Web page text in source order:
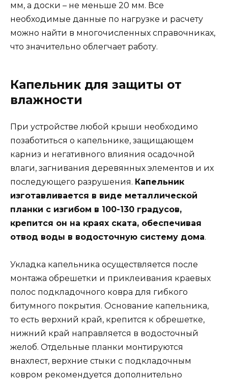
мм, а доски – не меньше 20 мм. Все
необходимые данные по нагрузке и расчету
можно найти в многочисленных справочниках,
что значительно облегчает работу.
Капельник для защиты от
влажности
При устройстве любой крыши необходимо
позаботиться о капельнике, защищающем
карниз и негативного влияния осадочной
влаги, загнивания деревянных элементов и их
последующего разрушения. Капельник
изготавливается в виде металлической
планки с изгибом в 100-130 градусов,
крепится он на краях ската, обеспечивая
отвод воды в водосточную систему дома.
Укладка капельника осуществляется после
монтажа обрешетки и приклеивания краевых
полос подкладочного ковра для гибкого
битумного покрытия. Основание капельника,
то есть верхний край, крепится к обрешетке,
нижний край направляется в водосточный
желоб. Отдельные планки монтируются
внахлест, верхние стыки с подкладочным
ковром рекомендуется дополнительно